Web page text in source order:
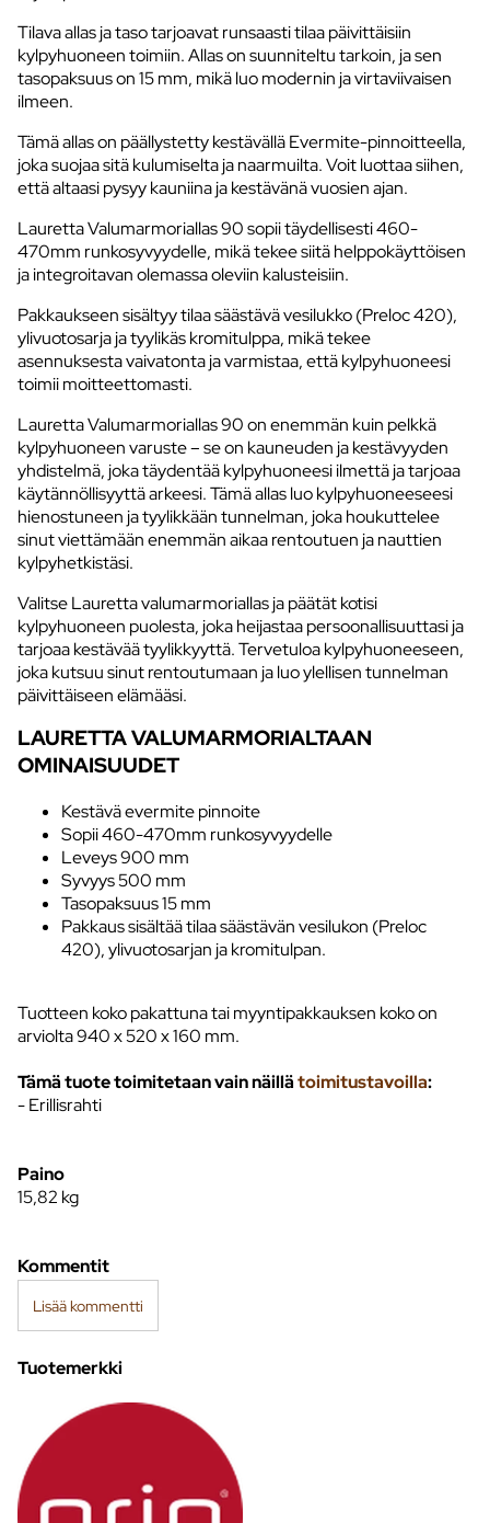
Tilava allas ja taso tarjoavat runsaasti tilaa päivittäisiin
kylpyhuoneen toimiin. Allas on suunniteltu tarkoin, ja sen
tasopaksuus on 15 mm, mikä luo modernin ja virtaviivaisen
ilmeen.
Tämä allas on päällystetty kestävällä Evermite-pinnoitteella,
joka suojaa sitä kulumiselta ja naarmuilta. Voit luottaa siihen,
että altaasi pysyy kauniina ja kestävänä vuosien ajan.
Lauretta Valumarmoriallas 90 sopii täydellisesti 460-
470mm runkosyvyydelle, mikä tekee siitä helppokäyttöisen
ja integroitavan olemassa oleviin kalusteisiin.
Pakkaukseen sisältyy tilaa säästävä vesilukko (Preloc 420),
ylivuotosarja ja tyylikäs kromitulppa, mikä tekee
asennuksesta vaivatonta ja varmistaa, että kylpyhuoneesi
toimii moitteettomasti.
Lauretta Valumarmoriallas 90 on enemmän kuin pelkkä
kylpyhuoneen varuste – se on kauneuden ja kestävyyden
yhdistelmä, joka täydentää kylpyhuoneesi ilmettä ja tarjoaa
käytännöllisyyttä arkeesi. Tämä allas luo kylpyhuoneeseesi
hienostuneen ja tyylikkään tunnelman, joka houkuttelee
sinut viettämään enemmän aikaa rentoutuen ja nauttien
kylpyhetkistäsi.
Valitse Lauretta valumarmoriallas ja päätät kotisi
kylpyhuoneen puolesta, joka heijastaa persoonallisuuttasi ja
tarjoaa kestävää tyylikkyyttä. Tervetuloa kylpyhuoneeseen,
joka kutsuu sinut rentoutumaan ja luo ylellisen tunnelman
päivittäiseen elämääsi.
LAURETTA VALUMARMORIALTAAN
OMINAISUUDET
Kestävä evermite pinnoite
Sopii 460-470mm runkosyvyydelle
Leveys 900 mm
Syvyys 500 mm
Tasopaksuus 15 mm
Pakkaus sisältää tilaa säästävän vesilukon (Preloc
420), ylivuotosarjan ja kromitulpan.
Tuotteen koko pakattuna tai myyntipakkauksen koko on
arviolta 940 x 520 x 160 mm.
Tämä tuote toimitetaan vain näillätoimitustavoilla:
- Erillisrahti
Paino
15,82 kg
Kommentit
Lisää kommentti
Tuotemerkki